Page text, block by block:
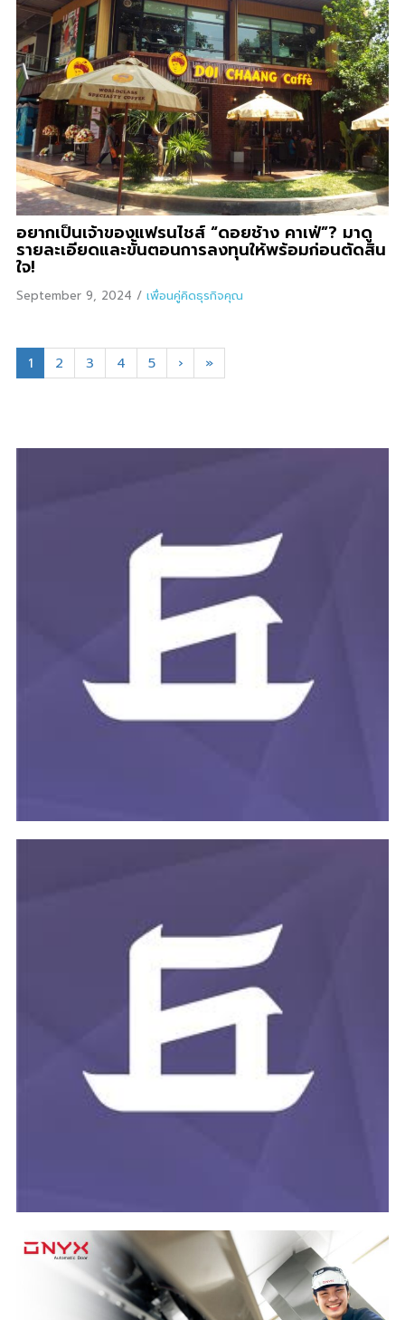
อยากเป็นเจ้าของแฟรนไชส์ “ดอยช้าง คาเฟ่”? มาดู
รายละเอียดและขั้นตอนการลงทุนให้พร้อมก่อนตัดสิน
ใจ!
September 9, 2024 / เพื่อนคู่คิดธุรกิจคุณ
1 2 3 4 5 › »